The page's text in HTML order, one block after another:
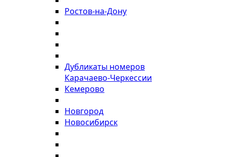
Ростов-на-Дону
Дубликаты номеров
Карачаево-Черкессии
Кемерово
Новгород
Новосибирск